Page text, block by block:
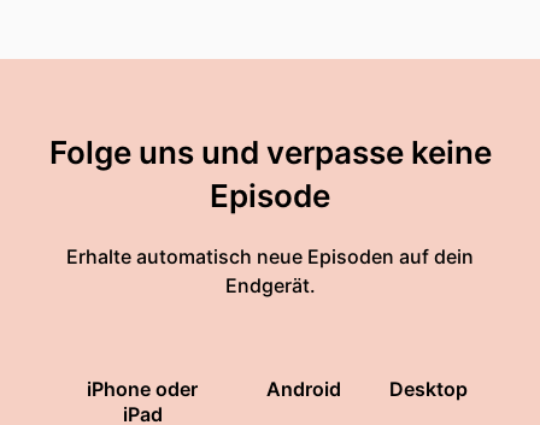
Folge uns und verpasse keine
Episode
Erhalte automatisch neue Episoden auf dein
Endgerät.
iPhone oder
iPad
Android Desktop